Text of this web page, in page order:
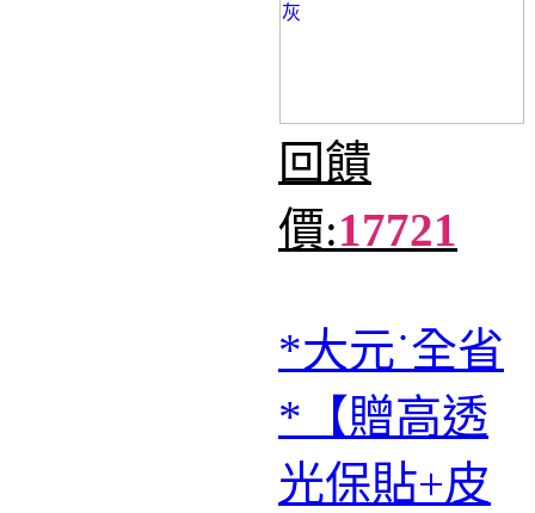
回饋
價:17721
*大元˙全省
*【贈高透
光保貼+皮